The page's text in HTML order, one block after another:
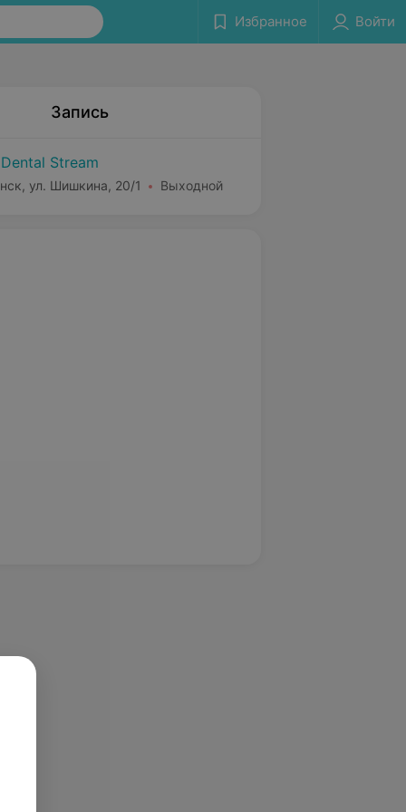
Избранное Войти
Запись
Stream
ул. Шишкина, 20/1 Выходной